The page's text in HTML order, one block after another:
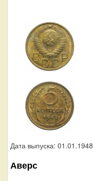
Дата выпуска: 01.01.1948
Аверс